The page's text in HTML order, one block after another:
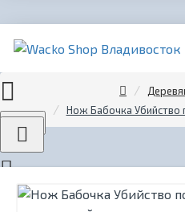
Menu
Нож Бабочка Убийство